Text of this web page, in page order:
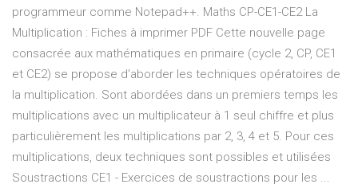
programmeur comme Notepad++. Maths CP-CE1-CE2 La
Multiplication : Fiches à imprimer PDF Cette nouvelle page
consacrée aux mathématiques en primaire (cycle 2, CP, CE1
et CE2) se propose d'aborder les techniques opératoires de
la multiplication. Sont abordées dans un premiers temps les
multiplications avec un multiplicateur à 1 seul chiffre et plus
particulièrement les multiplications par 2, 3, 4 et 5. Pour ces
multiplications, deux techniques sont possibles et utilisées
Soustractions CE1 - Exercices de soustractions pour les ...